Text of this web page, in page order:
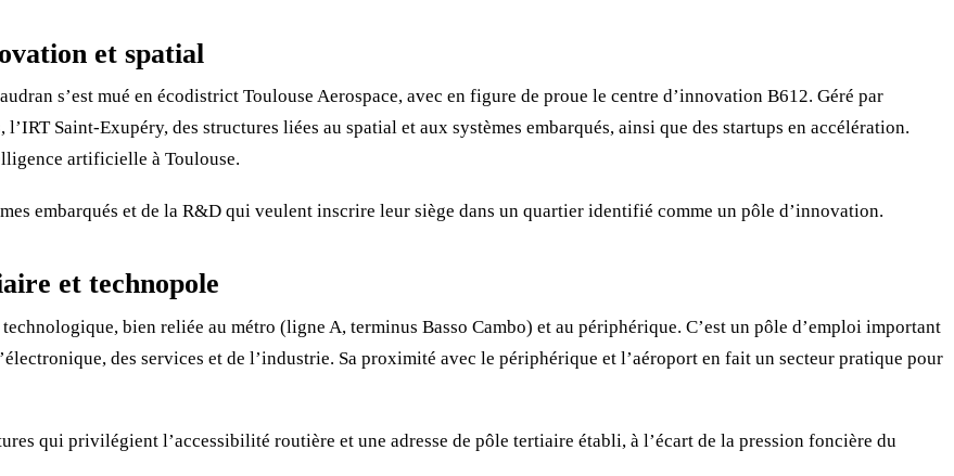
et spatial
s’est mué en écodistrict Toulouse Aerospace, avec en figure de proue le centre d’innovation B612. Géré par
Saint-Exupéry, des structures liées au spatial et aux systèmes embarqués, ainsi que des startups en accélération.
artificielle à Toulouse.
embarqués et de la R&D qui veulent inscrire leur siège dans un quartier identifié comme un pôle d’innovation.
et technopole
bien reliée au métro (ligne A, terminus Basso Cambo) et au périphérique. C’est un pôle d’emploi important
des services et de l’industrie. Sa proximité avec le périphérique et l’aéroport en fait un secteur pratique pour
qui privilégient l’accessibilité routière et une adresse de pôle tertiaire établi, à l’écart de la pression foncière du